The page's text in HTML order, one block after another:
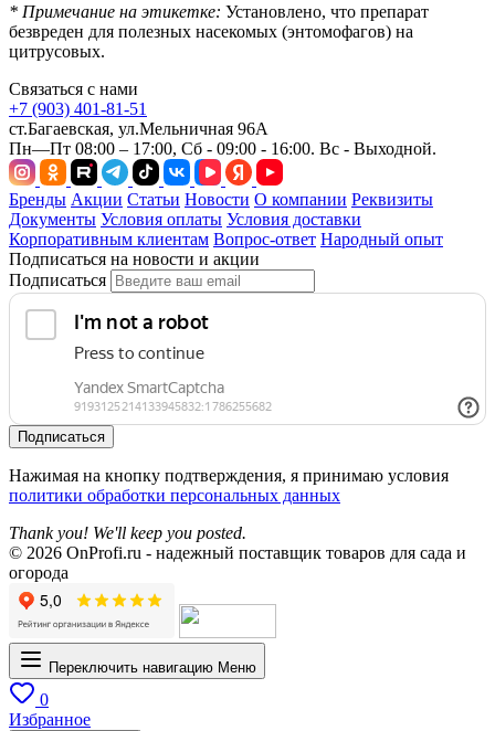
* Примечание на этикетке: Установлено, что препарат
безвреден для полезных насекомых (энтомофагов) на
цитрусовых.
Связаться с нами
+7 (903) 401-81-51
ст.Багаевская, ул.Мельничная 96А
Пн—Пт 08:00 – 17:00, Сб - 09:00 - 16:00. Вс - Выходной.
Бренды Акции Статьи Новости О компании Реквизиты
Документы Условия оплаты Условия доставки
Корпоративным клиентам Вопрос-ответ Народный опыт
Подписаться на новости и акции
Подписаться
Подписаться
Нажимая на кнопку подтверждения, я принимаю условия
политики обработки персональных данных
Thank you! We'll keep you posted.
© 2026 OnProfi.ru - надежный поставщик товаров для сада и
огорода
Переключить навигацию Меню
0
Избранное